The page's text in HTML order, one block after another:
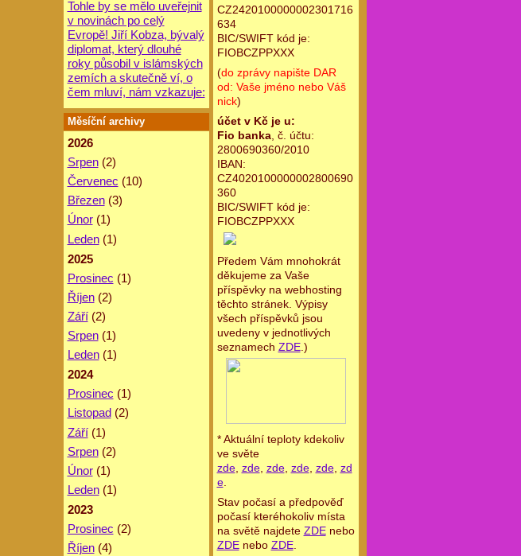
Tohle by se mělo uveřejnit
v novinách po celý
Evropě! Jiří Kobza, bývalý
diplomat, který dlouhé
roky působil v islámských
zemích a skutečně ví, o
čem mluví, nám vzkazuje:
Měsíční archivy
2026
Srpen(2)
Červenec (10)
Březen(3)
Únor(1)
Leden(1)
2025
Prosinec (1)
Říjen(2)
Září(2)
Srpen(1)
Leden(1)
2024
Prosinec (1)
Listopad(2)
Září(1)
Srpen(2)
Únor(1)
Leden(1)
2023
Prosinec (2)
Říjen(4)
CZ2420100000002301716
634
BIC/SWIFT kód je:
FIOBCZPPXXX
(do zprávy napište DAR
od: Vaše jméno nebo Váš
nick)
účet v Kč je u:
Fio banka, č. účtu:
2800690360/2010
IBAN:
CZ4020100000002800690
360
BIC/SWIFT kód je:
FIOBCZPPXXX
Předem Vám mnohokrát
děkujeme za Vaše
příspěvky na webhosting
těchto stránek. Výpisy
všech příspěvků jsou
uvedeny v jednotlivých
seznamech ZDE.)
* Aktuální teploty kdekoliv
ve světe
zde, zde, zde, zde, zde, zd
e.
Stav počasí a předpověď
počasí kteréhokoliv místa
na světě najdete ZDEnebo
ZDEnebo ZDE.